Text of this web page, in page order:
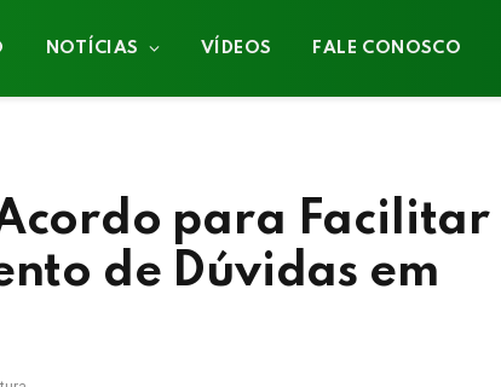
NOTÍCIAS VÍDEOS FALE CONOSCO
para Facilitar
de Dúvidas em